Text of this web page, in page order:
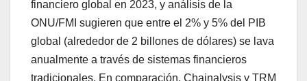
financiero global en 2023, y análisis de la
ONU/FMI sugieren que entre el 2% y 5% del PIB
global (alrededor de 2 billones de dólares) se lava
anualmente a través de sistemas financieros
tradicionales. En comparación, Chainalysis y TRM